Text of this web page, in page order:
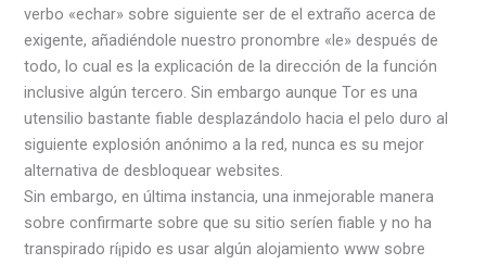
verbo «echar» sobre siguiente ser de el extraño acerca de
exigente, añadiéndole nuestro pronombre «le» después de
todo, lo cual es la explicación de la dirección de la función
inclusive algún tercero. Sin embargo aunque Tor es una
utensilio bastante fiable desplazándolo hacia el pelo duro al
siguiente explosión anónimo a la red, nunca es su mejor
alternativa de desbloquear websites.
Sin embargo, en última instancia, una inmejorable manera
sobre confirmarte sobre que su sitio serí­en fiable y no ha
transpirado rí¡pido es usar algún alojamiento www sobre